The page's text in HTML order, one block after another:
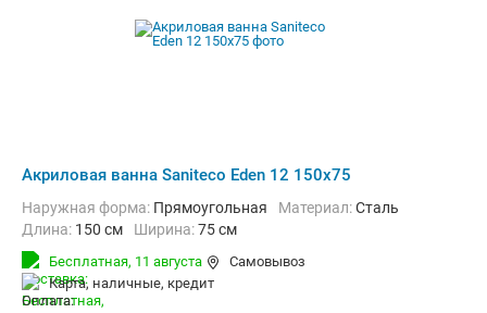
Акриловая ванна Saniteco Eden 12 150x75
Наружная форма: Прямоугольная Материал:Сталь
Длина: 150 см Ширина:75 см
Бесплатная, 11 августа
Самовывоз
карта, наличные, кредит